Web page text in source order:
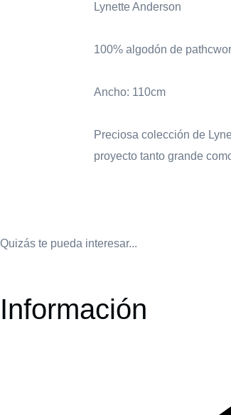
Lynette Anderson
100% algodón de
Ancho: 110cm
Preciosa colección de
proyecto tanto grande
Quizás te pueda interesar...
Información